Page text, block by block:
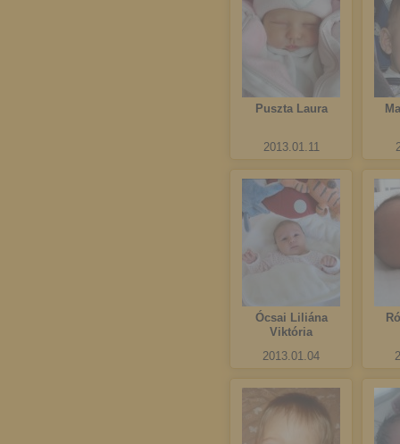
Puszta Laura
2013.01.11
Ócsai Liliána
Viktória
2013.01.04